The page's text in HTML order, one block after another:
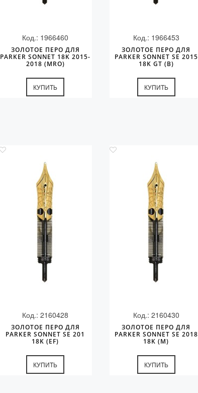
Код.: 1966460
ЗОЛОТОЕ ПЕРО ДЛЯ
PARKER SONNET 18K 2015-
2018 (MRO)
КУПИТЬ
Код.: 1966453
ЗОЛОТОЕ ПЕРО ДЛЯ
PARKER SONNET SE 2015
18K GT (B)
КУПИТЬ
Код.: 2160428
ЗОЛОТОЕ ПЕРО ДЛЯ
PARKER SONNET SE 201
18K (EF)
КУПИТЬ
Код.: 2160430
ЗОЛОТОЕ ПЕРО ДЛЯ
PARKER SONNET SE 2018
18K (M)
КУПИТЬ